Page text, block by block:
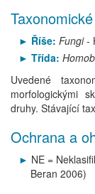
Říše: Fungi-
Třída:
Uvedené
morfologickými
druhy. Stávající
Ochrana a
NE =
Beran 2006)